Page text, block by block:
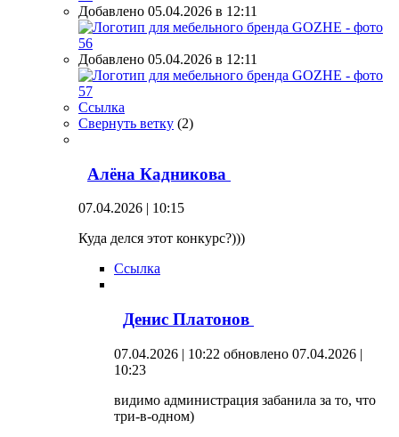
Добавлено 05.04.2026 в 12:11
Добавлено 05.04.2026 в 12:11
Ссылка
Свернуть ветку (2)
Алёна Кадникова
07.04.2026 | 10:15
Куда делся этот конкурс?)))
Ссылка
Денис Платонов
07.04.2026 | 10:22 обновлено 07.04.2026 |
10:23
видимо администрация забанила за то, что
три-в-одном)